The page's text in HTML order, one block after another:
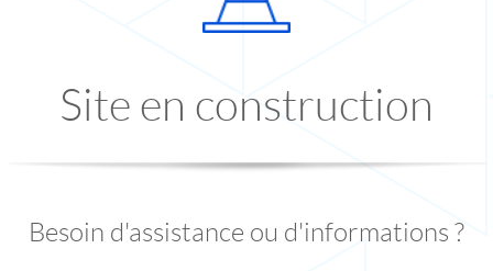
Site en construction
Besoin d'assistance ou d'informations ?